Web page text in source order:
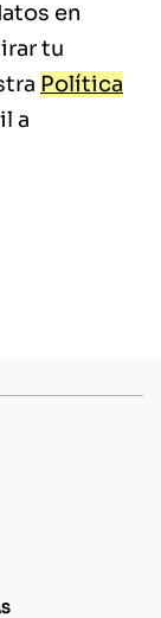
en
tu
Política
a